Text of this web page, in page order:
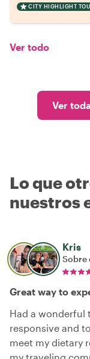
CITY HIGHLIGHT
Ver todo
Ver
Lo que
nuestros
Kris
Sobre
Great way to
Had a wonderful
responsive and
meet my dietary
my traveling